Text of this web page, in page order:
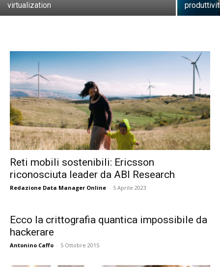
virtualization
Reti mobili sostenibili: Ericsson
riconosciuta leader da ABI Research
Redazione Data Manager Online - 5 Aprile 2023
Ecco la crittografia quantica impossibile da
hackerare
Antonino Caffo - 5 Ottobre 2015